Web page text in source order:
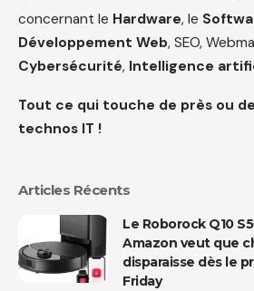
concernant le Hardware, le
Développement Web, SEO,
Cybersécurité, Intelligence
Tout ce qui touche de près ou
technos IT !
Articles Récents
Le Roborock Q10
Amazon veut que
disparaisse dès le
Friday